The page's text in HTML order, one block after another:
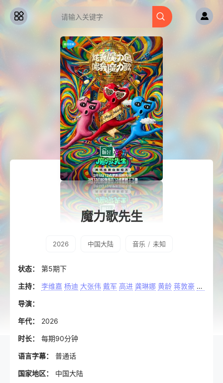
魔力歌先生
2026 中国大陆 音乐 / 未知
状态： 第5期下
主持： 李维嘉 杨迪 大张伟 戴军 高进 龚琳娜 黄龄 蒋敦豪 吉克隽
导演：
年代： 2026
时长： 每期90分钟
语言字幕： 普通话
国家地区： 中国大陆